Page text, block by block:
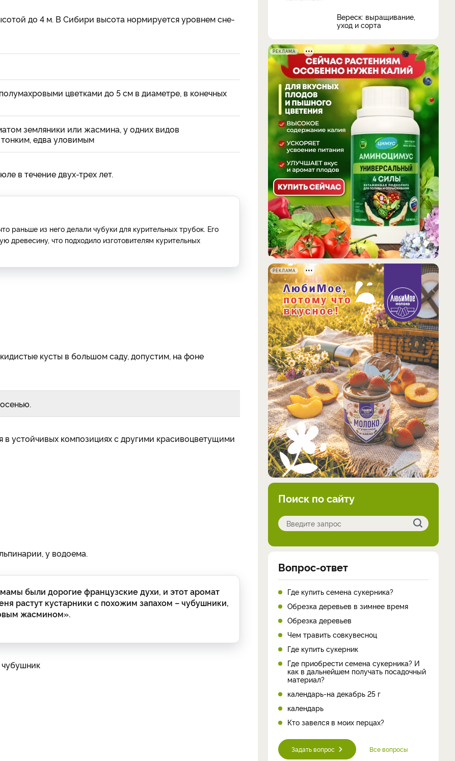
до 4 м. В Сибири высота нормируется уровнем сне­
цветками до 5 см в диаметре, в конеч­ных
зем­ляники или жасмина, у одних видов
едва уло­вимым
в те­чение двух-трех лет.
раньше из него делали чубуки для курительных трубок. Его
древесину, что подходило изготовителям курительных
кусты в большом саду, допустим, на фоне
устой­чивых композициях с другими красивоцветущими
у водоема.
были дорогие французские духи, и этот аромат
растут кустарники с похожим запахом – чубушники,
жасмином».
Вереск: выращивание,
уход и сорта
РЕКЛАМА
РЕКЛАМА
Поиск по сайту
Вопрос-ответ
Где купить семена сукерника?
Обрезка деревьев в зимнее время
Обрезка деревьев
Чем травить совкувесноц
Где купить сукерник
Где приобрести семена сукерника? И
как в дальнейшем получать посадочный
материал?
календарь-на декабрь 25 г
календарь
Кто завелся в моих перцах?
Задать вопрос Все вопросы